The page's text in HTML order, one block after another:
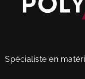
Spécialiste en